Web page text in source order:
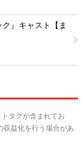
』キャスト【ま
タグが含まれてお
収益化を行う場合があ